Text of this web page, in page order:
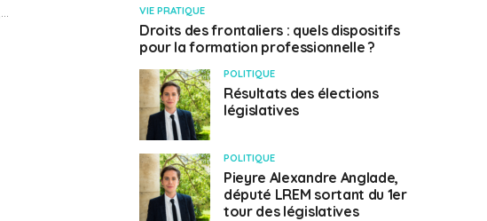
VIE PRATIQUE
Droits des frontaliers : quels dispositifs
pour la formation professionnelle ?
POLITIQUE
Résultats des élections
législatives
POLITIQUE
Pieyre Alexandre Anglade,
député LREM sortant du 1er
tour des législatives